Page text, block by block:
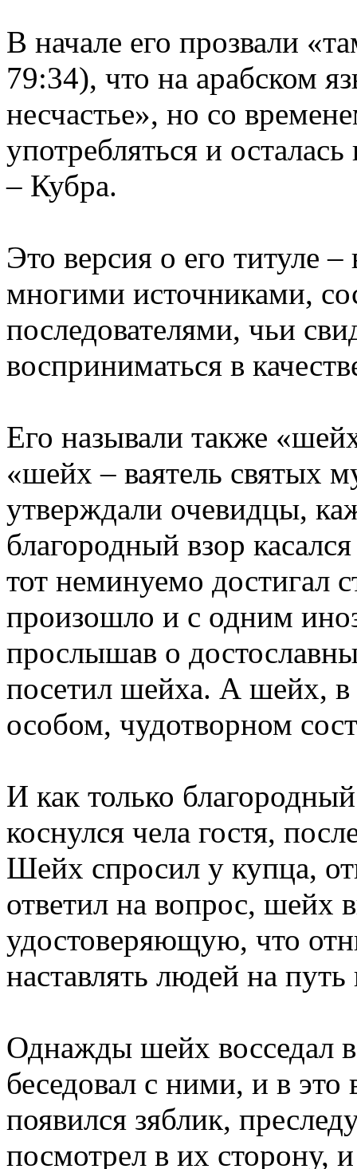
В начале его прозвали
79:34), что на арабском
несчастье», но со
употребляться и
– Кубра.
Это версия о его титуле –
многими источниками,
последователями, чьи
восприниматься в
Его называли также
«шейх – ваятель святых
утверждали очевидцы,
благородный взор
тот неминуемо достигал
произошло и с одним
прослышав о
посетил шейха. А шейх, в
особом, чудотворном
И как только
коснулся чела гостя,
Шейх спросил у купца,
ответил на вопрос, шейх
удостоверяющую, что
наставлять людей на
Однажды шейх восседал
беседовал с ними, и в
появился зяблик,
посмотрел в их сторону,